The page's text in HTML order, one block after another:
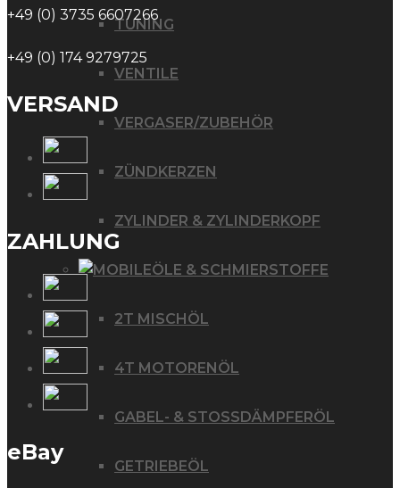
TUNING
VENTILE
VERGASER/ZUBEHÖR
ZÜNDKERZEN
ZYLINDER & ZYLINDERKOPF
ÖLE & SCHMIERSTOFFE
2T MISCHÖL
4T MOTORENÖL
GABEL- & STOSSDÄMPFERÖL
GETRIEBEÖL
+49 (0) 3735 6607266
+49 (0) 174 9279725
VERSAND
ZAHLUNG
eBay